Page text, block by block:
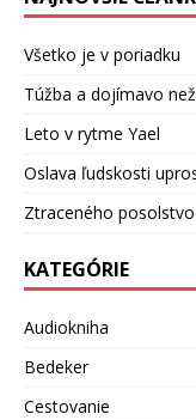
Všetko je v poriadku
Túžba a dojímavo
Leto v rytme Yael
Oslava ľudskosti
Ztraceného posolstvo
KATEGÓRIE
Audiokniha
Bedeker
Cestovanie